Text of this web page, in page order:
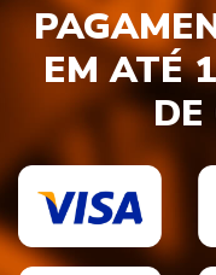
EM ATÉ
DE